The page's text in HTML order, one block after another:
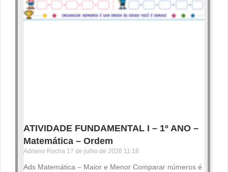
ATIVIDADE FUNDAMENTAL I – 1º ANO –
Matemática – Ordem
Adriano Rocha 17 de julho de 2026 11:18
Ads Matemática – Maior e Menor Comparar números é